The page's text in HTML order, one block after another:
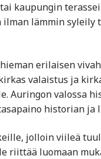
kaupungin
lämmin
erilaisen
valaistus ja
Auringon valossa
historian ja
jolloin viileä
riittää luomaan